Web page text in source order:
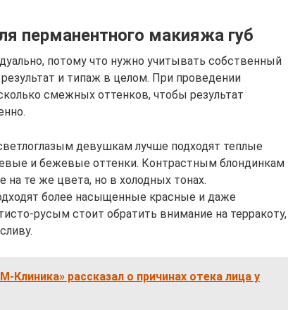
перманентного макияжа губ
потому что нужно учитывать собственный
и типаж в целом. При проведении
смежных оттенков, чтобы результат
девушкам лучше подходят теплые
и бежевые оттенки. Контрастным блондинкам
те же цвета, но в холодных тонах.
более насыщенные красные и даже
русым стоит обратить внимание на терракоту,
Клиника» рассказал о причинах отека лица у